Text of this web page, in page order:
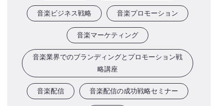
音楽ビジネス戦略 音楽プロモーション
音楽マーケティング
音楽業界でのブランディングとプロモーション戦
略講座
音楽配信 音楽配信の成功戦略セミナー